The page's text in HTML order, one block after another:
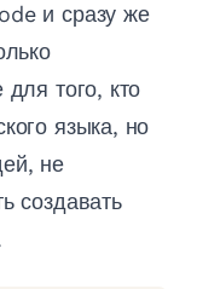
и сразу же
того, кто
языка, но
не
создавать